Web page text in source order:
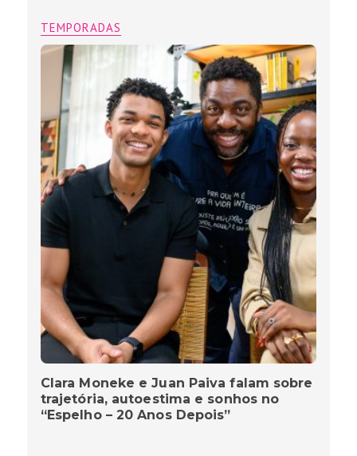
TEMPORADAS
Clara Moneke e Juan Paiva falam sobre
trajetória, autoestima e sonhos no
“Espelho – 20 Anos Depois”